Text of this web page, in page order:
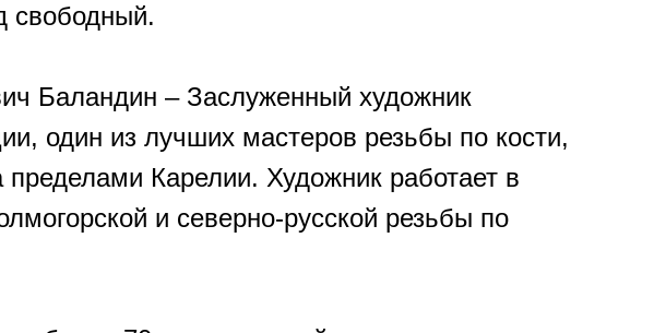
свободный.
Баландин – Заслуженный художник
один из лучших мастеров резьбы по кости,
пределами Карелии. Художник работает в
и северно-русской резьбы по